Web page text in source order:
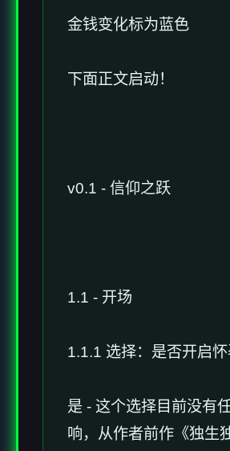
金钱变化标为蓝色
下面正文启动！
v0.1 - 信仰之跃
1.1 - 开场
1.1.1 选择：是否开启
是 - 这个选择目前没有
响，从作者前作《独生